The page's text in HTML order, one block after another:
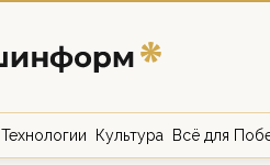
Технологии Культура Всё для